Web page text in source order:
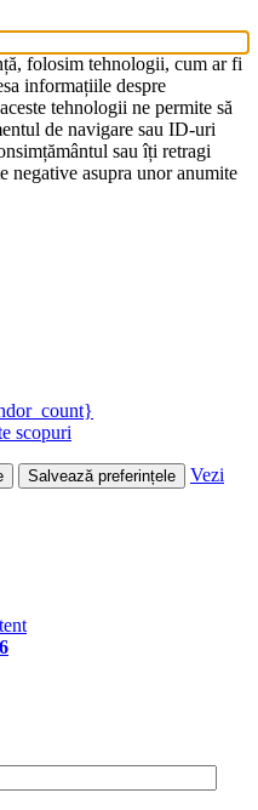
folosim tehnologii, cum ar fi
informațiile despre
tehnologii ne permite să
de navigare sau ID-uri
sau îți retragi
negative asupra unor anumite
scopuri
Salvează preferințele
Vezi